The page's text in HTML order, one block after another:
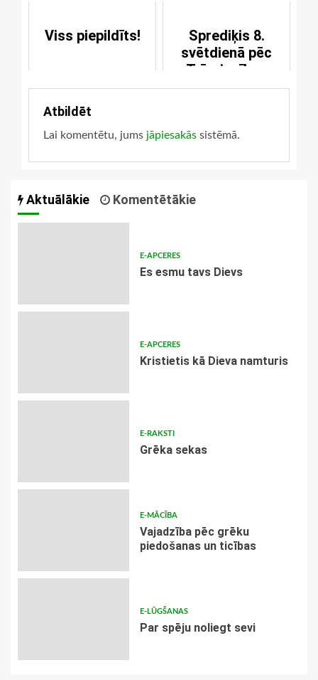
Viss piepildīts!
Sprediķis 8.
svētdienā pēc
Trīsvienības
svētkiem
Atbildēt
Lai komentētu, jums jāpiesakās sistēmā.
Aktuālākie Komentētākie
E-APCERES
Es esmu tavs Dievs
E-APCERES
Kristietis kā Dieva namturis
E-RAKSTI
Grēka sekas
E-MĀCĪBA
Vajadzība pēc grēku
piedošanas un ticības
E-LŪGŠANAS
Par spēju noliegt sevi